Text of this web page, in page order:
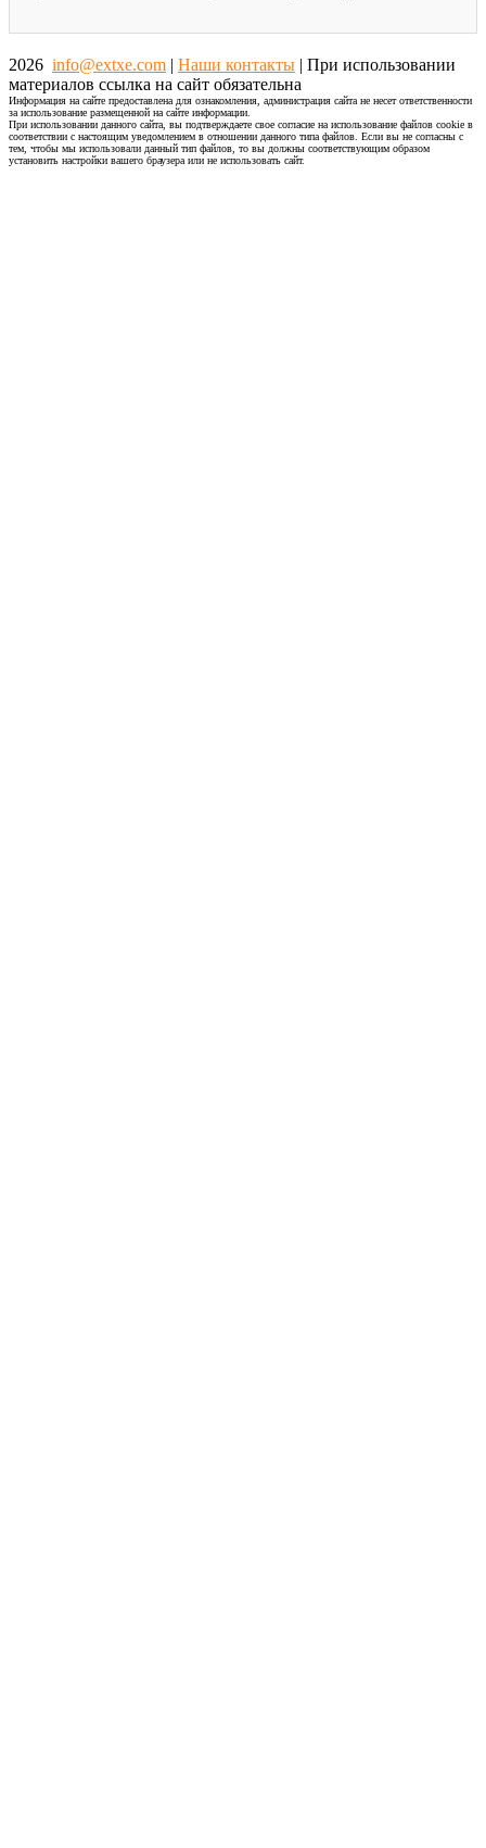
2026 info@extxe.com Наши контакты | При использовании
материалов ссылка на сайт обязательна
Информация на сайте предоставлена для ознакомления, администрация сайта не несет ответственности
за использование размещенной на сайте информации.
При использовании данного сайта, вы подтверждаете свое согласие на использование файлов cookie в
соответствии с настоящим уведомлением в отношении данного типа файлов. Если вы не согласны с
тем, чтобы мы использовали данный тип файлов, то вы должны соответствующим образом
установить настройки вашего браузера или не использовать сайт.